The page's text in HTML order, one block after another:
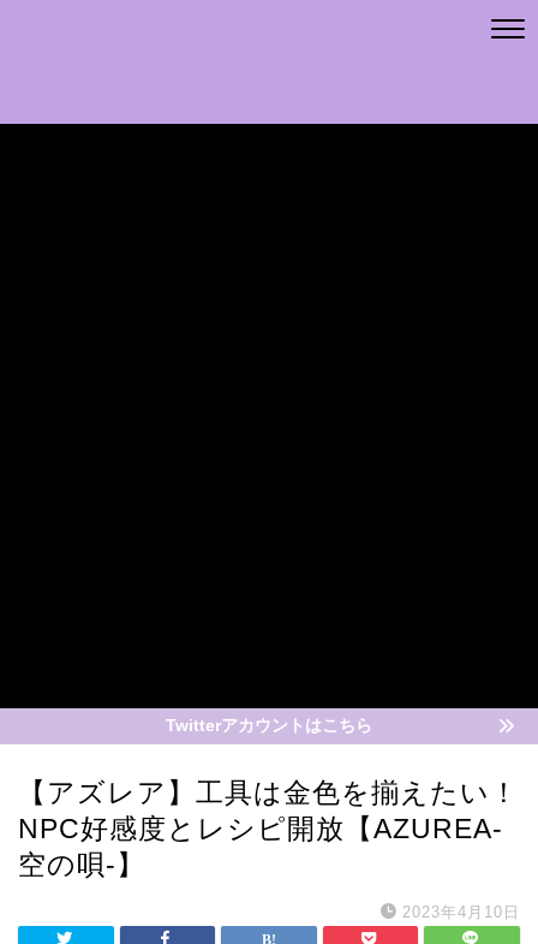
Twitterアカウントはこちら
【アズレア】工具は金色を揃えたい！
NPC好感度とレシピ開放【AZUREA-
空の唄-】
2023年4月10日